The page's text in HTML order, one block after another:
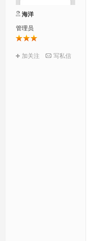
海洋
管理员
加关注 写私信